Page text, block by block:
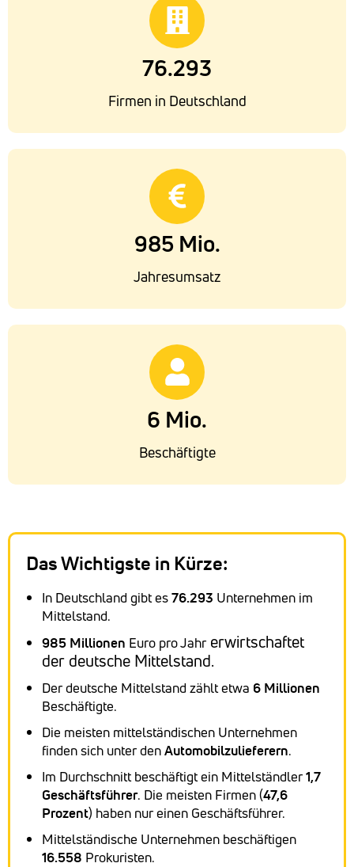
76.293
Firmen in Deutschland
985 Mio.
Jahresumsatz
6 Mio.
Beschäftigte
Das Wichtigste in Kürze:
In Deutschland gibt es76.293 Unternehmen im
Mittelstand.
985 Millionen Euro pro Jahr erwirtschaftet
der deutsche Mittelstand.
Der deutsche Mittelstand zählt etwa 6 Millionen
Beschäftigte.
Die meisten mittelständischen Unternehmen
finden sich unter denAutomobilzulieferern.
Im Durchschnitt beschäftigt ein Mittelständler1,7
Geschäftsführer. Die meisten Firmen (47,6
Prozent) haben nur einen Geschäftsführer.
Mittelständische Unternehmen beschäftigen
16.558 Prokuristen.